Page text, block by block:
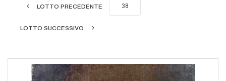
LOTTO PRECEDENTE
LOTTO SUCCESSIVO